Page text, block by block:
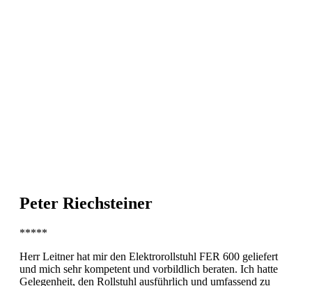
Peter Riechsteiner
*****
Herr Leitner hat mir den Elektrorollstuhl FER 600 geliefert
und mich sehr kompetent und vorbildlich beraten. Ich hatte
Gelegenheit, den Rollstuhl ausführlich und umfassend zu